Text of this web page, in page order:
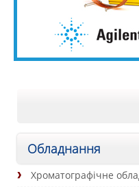
Обладнання
Хроматографічне